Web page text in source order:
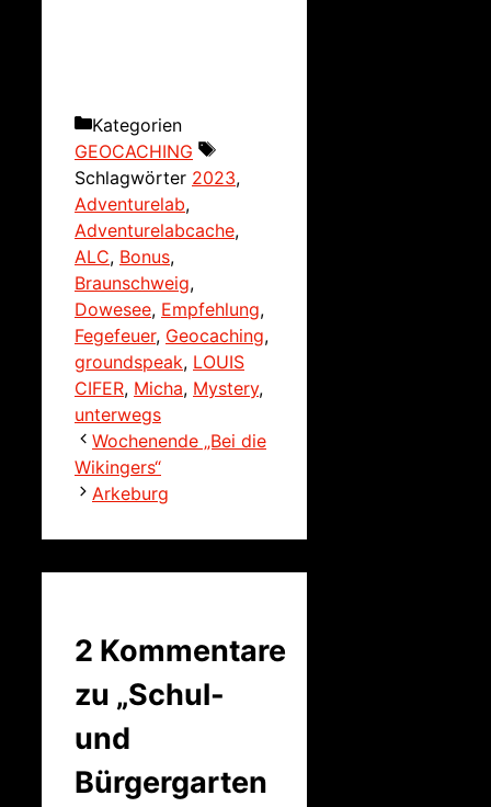
Kategorien
GEOCACHING
Schlagwörter 2023,
Adventurelab,
Adventurelabcache,
ALC, Bonus,
Braunschweig,
Dowesee, Empfehlung,
Fegefeuer, Geocaching,
groundspeak, LOUIS
CIFER, Micha, Mystery,
unterwegs
Wochenende „Bei die
Wikingers“
Arkeburg
2 Kommentare
zu „Schul-
und
Bürgergarten